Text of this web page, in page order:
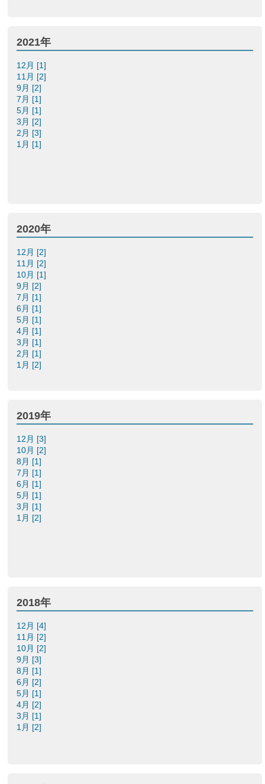
2021年
12月 [1]
11月 [2]
9月 [2]
7月 [1]
5月 [1]
3月 [2]
2月 [3]
1月 [1]
2020年
12月 [2]
11月 [2]
10月 [1]
9月 [2]
7月 [1]
6月 [1]
5月 [1]
4月 [1]
3月 [1]
2月 [1]
1月 [2]
2019年
12月 [3]
10月 [2]
8月 [1]
7月 [1]
6月 [1]
5月 [1]
3月 [1]
1月 [2]
2018年
12月 [4]
11月 [2]
10月 [2]
9月 [3]
8月 [1]
6月 [2]
5月 [1]
4月 [2]
3月 [1]
1月 [2]